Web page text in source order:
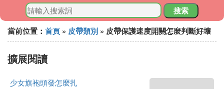
搜索
當前位置： 首頁 » 皮帶類別 » 皮帶保護速度開關怎麼判斷好壞
擴展閱讀
少女旗袍頭發怎麼扎